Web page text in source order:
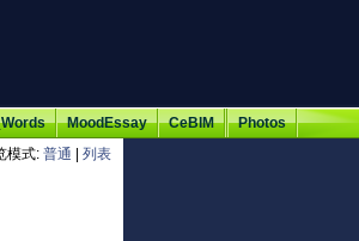
MoodEssay CeBIM
Photos
模式: 普通 列表